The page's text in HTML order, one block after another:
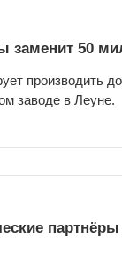
заменит 50
производить
заводе в Леуне.